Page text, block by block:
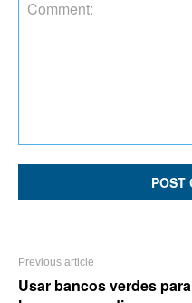
Previous article
Usar bancos verdes para